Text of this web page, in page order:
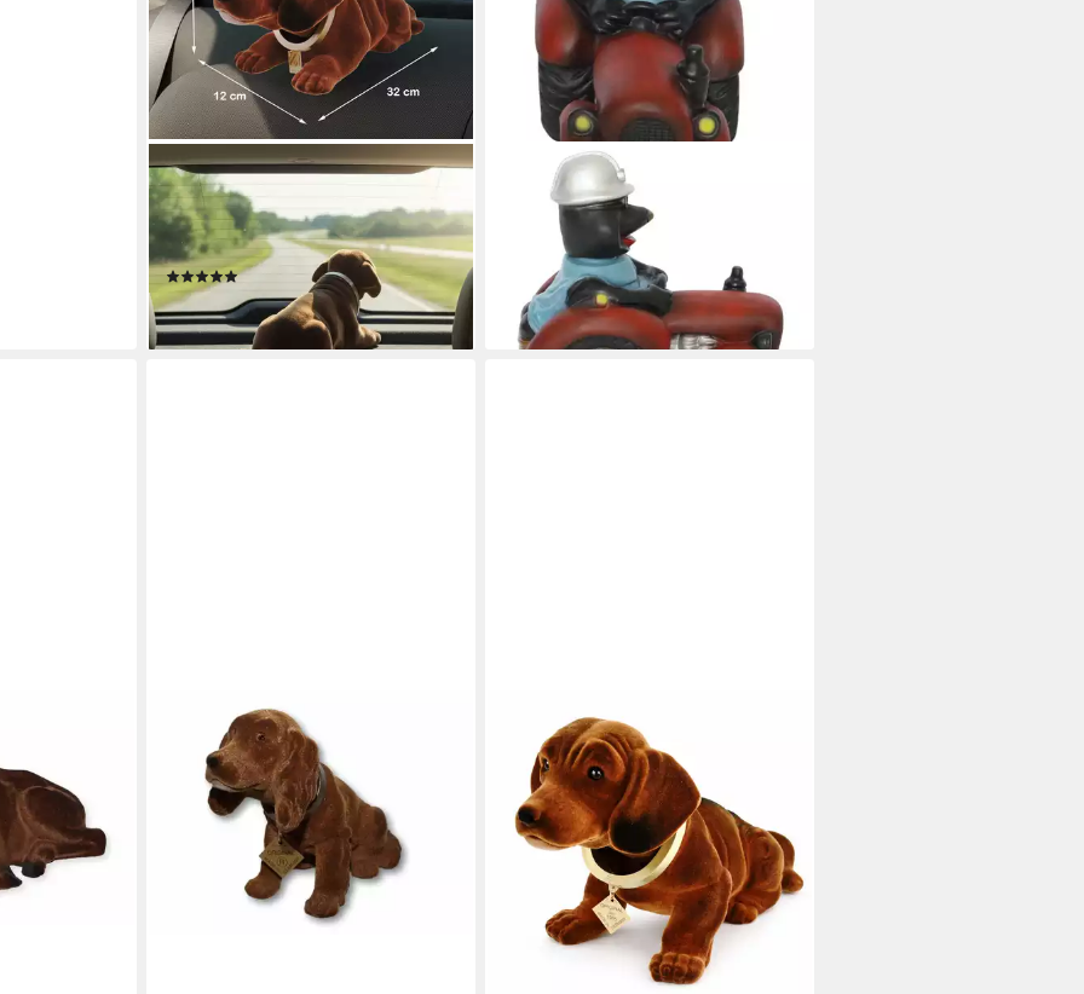
RAKSO OSKAR SCHNEIDER GMBH
Dekofigur Wackeldackel liegend 32
cm von Rakso Made in Germany fürs
Auto
(1)
31,99 €
lieferbar - in 3-4 Werktagen bei dir
RAKSO OSKAR SCHNEIDER GMBH
Dekofigur Maulwurf auf Traktor
Wackelkopf Figur H 28 cm Lustiger
Bergarbeiter
55,00 €
lieferbar - in 6-7 Werktagen bei dir